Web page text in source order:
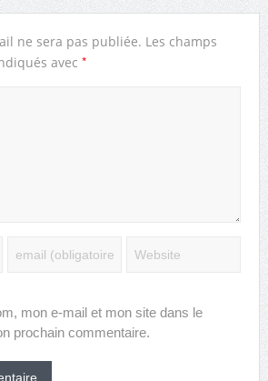
ne sera pas publiée. Les champs
avec *
mon e-mail et mon site dans le
prochain commentaire.